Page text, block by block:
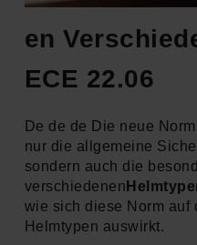
en
ECE 22.06
De de de Die neue
nur die allgemeine
sondern auch die
verschiedenen
wie sich diese Norm auf
Helmtypen auswirkt.